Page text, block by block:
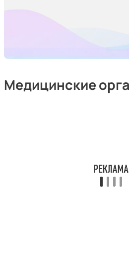
Медицинские